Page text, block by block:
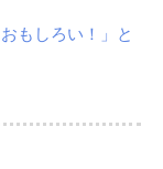
もしろい！」と